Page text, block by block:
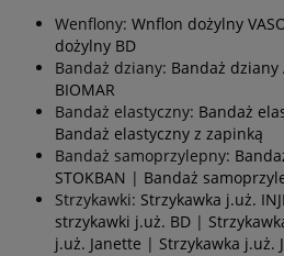
Wenflony: Wnflon dożylny
dożylny BD
Bandaż dziany: Bandaż dziany
BIOMAR
Bandaż elastyczny: Bandaż
Bandaż elastyczny z zapinką
Bandaż samoprzylepny:
STOKBAN | Bandaż
Strzykawki: Strzykawka j.uż.
strzykawki j.uż. BD |
j.uż. Janette | Strzykawka j.uż.